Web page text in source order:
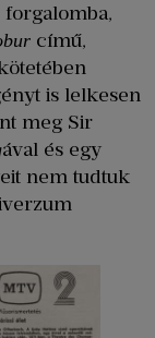
című,
is lelkesen
meg Sir
ával és egy
nem tudtuk